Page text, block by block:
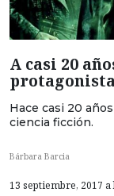
A casi 20
Hace casi 20
ciencia ficción.
Bárbara Barcia
13 septiembre, 2017 a